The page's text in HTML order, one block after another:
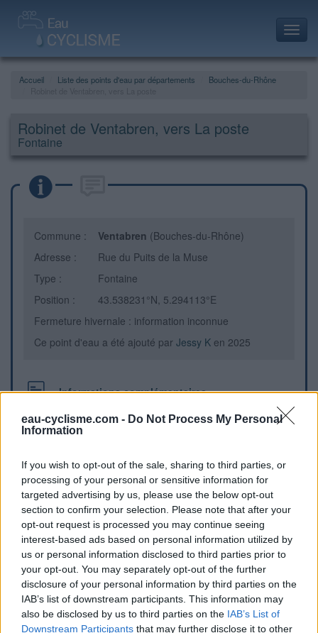
eau-cyclisme.com - Do Not Process My Personal
Information
If you wish to opt-out of the sale, sharing to third parties, or
processing of your personal or sensitive information for
targeted advertising by us, please use the below opt-out
section to confirm your selection. Please note that after your
opt-out request is processed you may continue seeing
interest-based ads based on personal information utilized by
us or personal information disclosed to third parties prior to
your opt-out. You may separately opt-out of the further
disclosure of your personal information by third parties on the
IAB’s list of downstream participants. This information may
also be disclosed by us to third parties on the IAB’s List of
Downstream Participants that may further disclose it to other
Accueil Liste des points d'eau par départements
Bouches-du-Rhône
Robinet de Ventabren, vers La poste
Fontaine
Commune : Ventabren (Bouches-du-Rhône)
Adresse :
Rue du Puits de la Muse
Type :
Fontaine
Position :
43.538231°N, 5.294113°E
Fermeture hivernale : information inconnue
Ce point d'eau a été ajouté par Jessy K en 2025
Informations complémentaires
Il y a un robinet à Ventraben, juste à côté de La Poste.
Repères visuels